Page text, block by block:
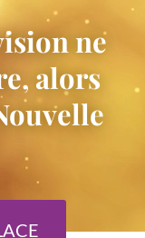
ne
alors